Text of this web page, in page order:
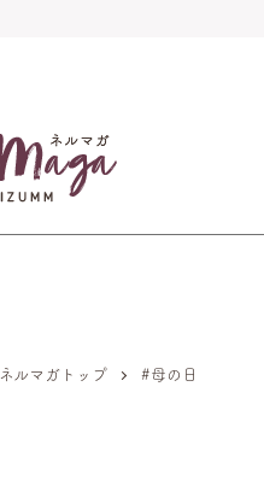
ネルマガトップ #母の日